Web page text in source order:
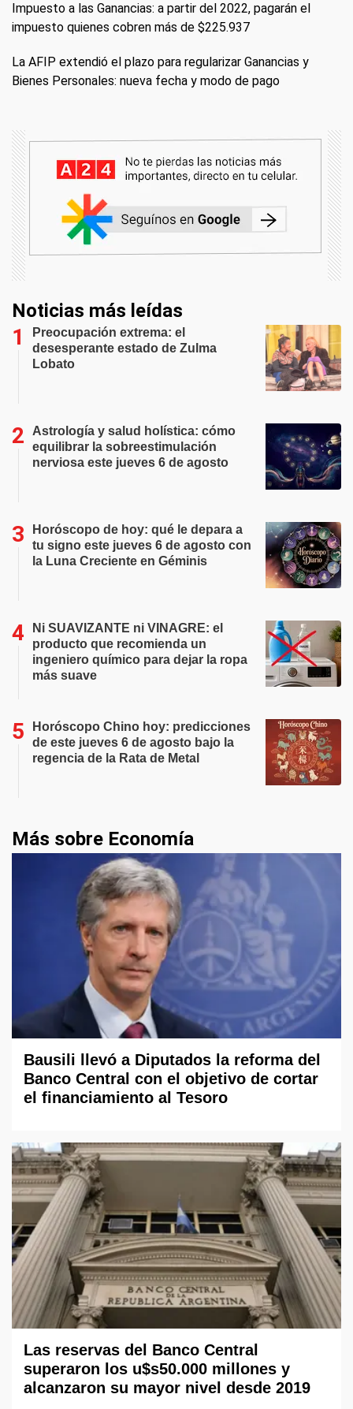
Impuesto a las Ganancias: a partir del 2022, pagarán el
impuesto quienes cobren más de $225.937
La AFIP extendió el plazo para regularizar Ganancias y
Bienes Personales: nueva fecha y modo de pago
Noticias más leídas
Preocupación extrema: el
desesperante estado de Zulma
Lobato
Astrología y salud holística: cómo
equilibrar la sobreestimulación
nerviosa este jueves 6 de agosto
Horóscopo de hoy: qué le depara a
tu signo este jueves 6 de agosto con
la Luna Creciente en Géminis
Ni SUAVIZANTE ni VINAGRE: el
producto que recomienda un
ingeniero químico para dejar la ropa
más suave
Horóscopo Chino hoy: predicciones
de este jueves 6 de agosto bajo la
regencia de la Rata de Metal
Más sobre Economía
Bausili llevó a Diputados la reforma del
Banco Central con el objetivo de cortar
el financiamiento al Tesoro
Las reservas del Banco Central
superaron los u$s50.000 millones y
alcanzaron su mayor nivel desde 2019